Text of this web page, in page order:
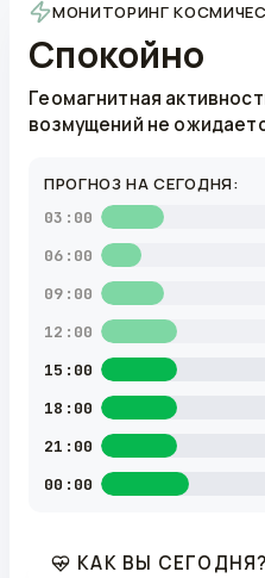
МОНИТОРИНГ
Спокойно
Геомагнитная
возмущений не
ПРОГНОЗ НА СЕГОДНЯ:
03:00
06:00
09:00
12:00
15:00
18:00
21:00
00:00
КАК ВЫ СЕГОДНЯ?